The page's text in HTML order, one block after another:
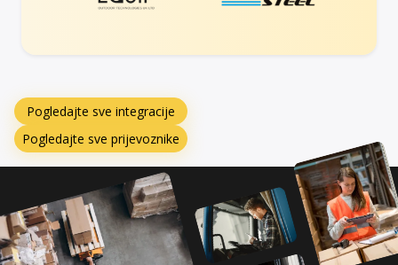
Pogledajte sve integracije
Pogledajte sve prijevoznike